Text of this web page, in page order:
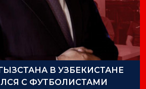
В УЗБЕКИСТАНЕ
С ФУТБОЛИСТАМИ